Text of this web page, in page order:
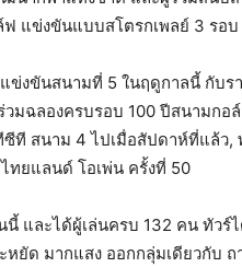
แข่งขันแบบสโตรกเพลย์ 3 รอ
ข่งขันสนามที่ 5 ในฤดูกาลนี้ กับร
มฉลองครบรอบ 100 ปีสนามก
ที สนาม 4 ไปเมื่อสัปดาห์ที่แล้
ทยแลนด์ โอเพ่น ครั้งที่ 50
และได้ผู้เล่นครบ 132 คน ทัวร์
ยัด มากแสง ออกกลุ่มเดียวกับ